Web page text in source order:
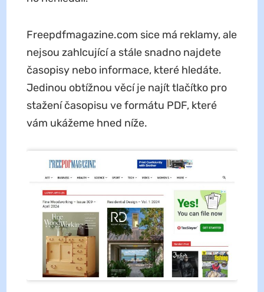
Freepdfmagazine.com sice má reklamy, ale
nejsou zahlcující a stále snadno najdete
časopisy nebo informace, které hledáte.
Jedinou obtížnou věcí je najít tlačítko pro
stažení časopisu ve formátu PDF, které
vám ukážeme hned níže.